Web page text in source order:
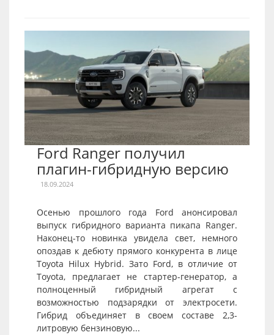
Ford Ranger получил
плагин-гибридную версию
18.09.2024
Осенью прошлого года Ford анонсировал
выпуск гибридного варианта пикапа Ranger.
Наконец-то новинка увидела свет, немного
опоздав к дебюту прямого конкурента в лице
Toyota Hilux Hybrid. Зато Ford, в отличие от
Toyota, предлагает не стартер-генератор, а
полноценный гибридный агрегат с
возможностью подзарядки от электросети.
Гибрид объединяет в своем составе 2,3-
литровую бензиновую...